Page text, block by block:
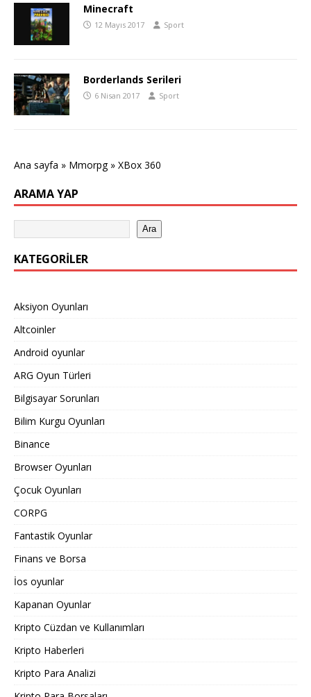
Minecraft
12 Mayıs 2017 Sport
Borderlands Serileri
6 Nisan 2017 Sport
Ana sayfa » Mmorpg» XBox 360
ARAMA YAP
Ara
KATEGORILER
Aksiyon Oyunları
Altcoinler
Android oyunlar
ARG Oyun Türleri
Bilgisayar Sorunları
Bilim Kurgu Oyunları
Binance
Browser Oyunları
Çocuk Oyunları
CORPG
Fantastik Oyunlar
Finans ve Borsa
İos oyunlar
Kapanan Oyunlar
Kripto Cüzdan ve Kullanımları
Kripto Haberleri
Kripto Para Analizi